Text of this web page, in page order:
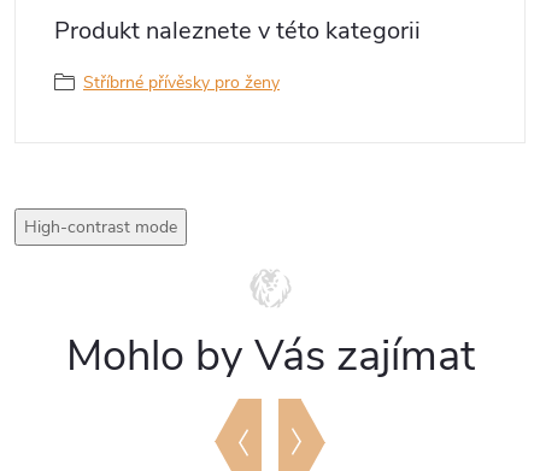
Produkt naleznete v této kategorii
Stříbrné přívěsky pro ženy
High-contrast mode
Mohlo by Vás zajímat